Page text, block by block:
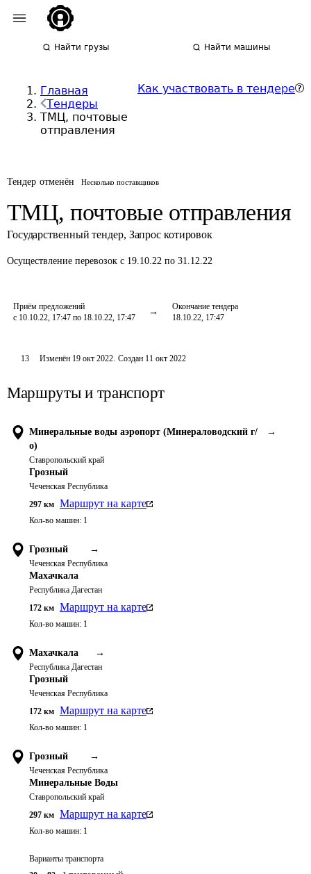
Найти грузы Найти машины
Главная
Тендеры
ТМЦ, почтовые
отправления
Как участвовать в тендере
Тендер отменён Несколько поставщиков
ТМЦ, почтовые отправления
Государственный тендер, Запрос котировок
Осуществление перевозок с 19.10.22 по 31.12.22
Приём предложений
с 10.10.22, 17:47 по 18.10.22, 17:47
Окончание тендера
18.10.22, 17:47
13 Изменён 19 окт 2022. Создан 11 окт 2022
Маршруты и транспорт
Минеральные воды аэропорт (Минераловодский г/
о)
→
Ставропольский край
Грозный
Чеченская Республика
297 км Маршрут на карте
Кол-во машин: 1
Грозный →
Чеченская Республика
Махачкала
Республика Дагестан
172 км Маршрут на карте
Кол-во машин: 1
Махачкала →
Республика Дагестан
Грозный
Чеченская Республика
172 км Маршрут на карте
Кол-во машин: 1
Грозный →
Чеченская Республика
Минеральные Воды
Ставропольский край
297 км Маршрут на карте
Кол-во машин: 1
Варианты транспорта